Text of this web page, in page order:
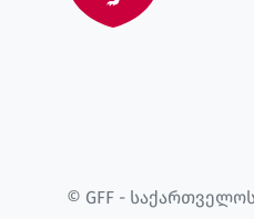
© GFF -